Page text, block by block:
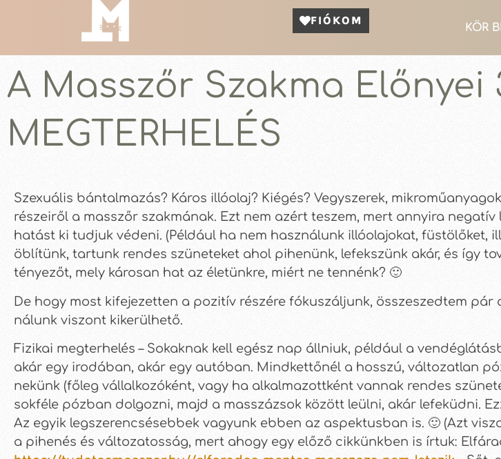
FIÓKOM
KÖR
A Masszőr Szakma Előnyei
MEGTERHELÉS
Szexuális bántalmazás? Káros illóolaj? Kiégés? Vegyszerek,
részeiről a masszőr szakmának. Ezt nem azért teszem, mert annyira
hatást ki tudjuk védeni. (Például ha nem használunk illóolajokat, füstölőket,
öblítünk, tartunk rendes szüneteket ahol pihenünk, lefekszünk akár, és így
tényezőt, mely károsan hat az életünkre, miért ne tennénk? 🙂
De hogy most kifejezetten a pozitív részére fókuszáljunk, összeszedtem
nálunk viszont kikerülhető.
Fizikai megterhelés – Sokaknak kell egész nap állniuk, például a
akár egy irodában, akár egy autóban. Mindkettőnél a hosszú, változatlan
nekünk (főleg vállalkozóként, vagy ha alkalmazottként vannak rendes
sokféle pózban dolgozni, majd a masszázsok között leülni, akár lefeküdni.
Az egyik legszerencsésebbek vagyunk ebben az aspektusban is. 🙂 (Azt
a pihenés és változatosság, mert ahogy egy előző cikkünkben is írtuk: